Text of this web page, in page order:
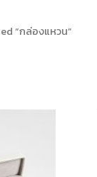
“กล่องแหวน”